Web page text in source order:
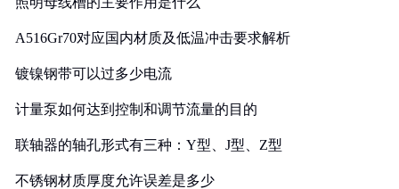
A516Gr70对应国内材质及低温冲击要求解析
镀镍钢带可以过多少电流
计量泵如何达到控制和调节流量的目的
联轴器的轴孔形式有三种：Y型、J型、Z型
不锈钢材质厚度允许误差是多少